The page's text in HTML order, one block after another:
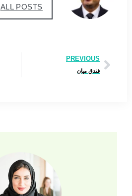
ALL POSTS
PREVIOUS
فندق ميان